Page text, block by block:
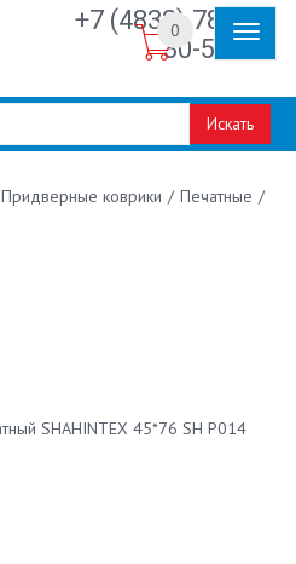
+7 (4832) 78-
30-50
Искать
0
Придверные коврики / Печатные /